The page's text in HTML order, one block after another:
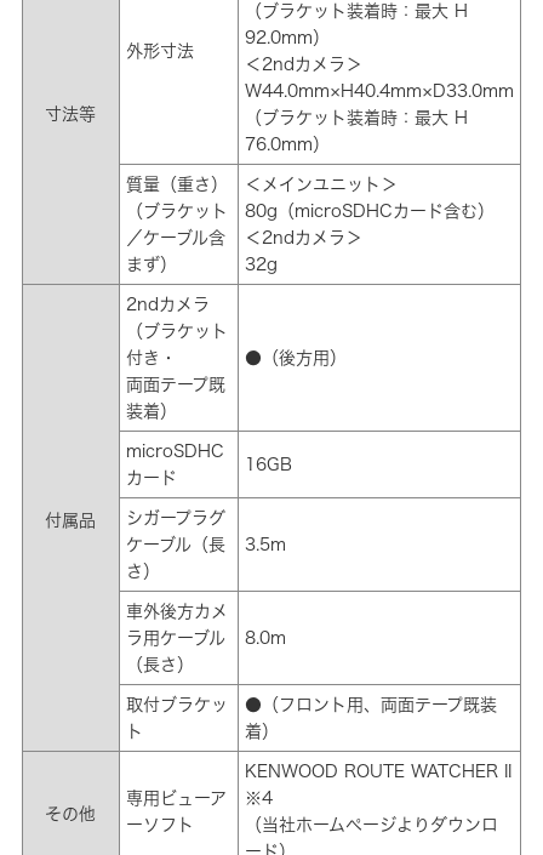
寸法等
外形寸法
（ブラケット装着時：最大 H
92.0mm）
＜2ndカメラ＞
W44.0mm×H40.4mm×D33.0mm
（ブラケット装着時：最大 H
76.0mm）
質量（重さ）
（ブラケット
／ケーブル含
まず）
＜メインユニット＞
80g（microSDHCカード含む）
＜2ndカメラ＞
32g
付属品
2ndカメラ
（ブラケット
付き・
両面テープ既
装着）
●（後方用）
microSDHC
カード
16GB
シガープラグ
ケーブル（長
さ）
3.5m
車外後方カメ
ラ用ケーブル
（長さ）
8.0m
取付ブラケッ
ト
●（フロント用、両面テープ既装
着）
その他
専用ビューア
ーソフト
KENWOOD ROUTE WATCHER II
※4
（当社ホームページよりダウンロ
ード）